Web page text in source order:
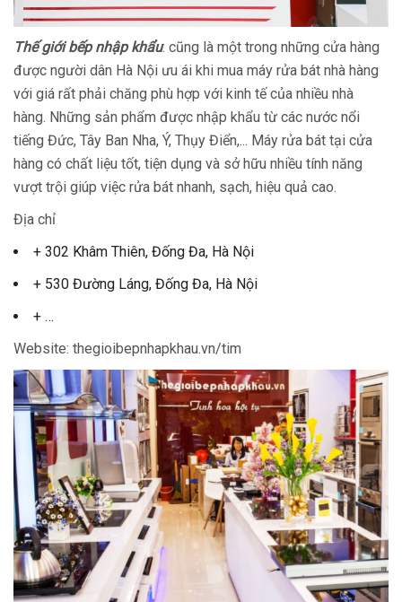
Thế giới bếp nhập khẩu: cũng là một trong những cửa hàng
được người dân Hà Nội ưu ái khi mua máy rửa bát nhà hàng
với giá rất phải chăng phù hợp với kinh tế của nhiều nhà
hàng. Những sản phẩm được nhập khẩu từ các nước nổi
tiếng Đức, Tây Ban Nha, Ý, Thụy Điển,... Máy rửa bát tại cửa
hàng có chất liệu tốt, tiện dụng và sở hữu nhiều tính năng
vượt trội giúp việc rửa bát nhanh, sạch, hiệu quả cao.
Địa chỉ
+ 302 Khâm Thiên, Đống Đa, Hà Nội
+ 530 Đường Láng, Đống Đa, Hà Nội
+ …
Website: thegioibepnhapkhau.vn/tim